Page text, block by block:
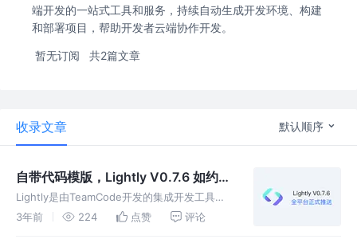
端开发的一站式工具和服务，持续自动生成开发环境、构建
和部署项目，帮助开发者云端协作开发。
暂无订阅 共2篇文章
收录文章 默认顺序
自带代码模版，Lightly V0.7.6 如约而
至
​​Lightly​​是由TeamCode开发的集成开发工具
（IDE），支持C语言、​​Java​​、Python、HTML
3年前 224 点赞 评论